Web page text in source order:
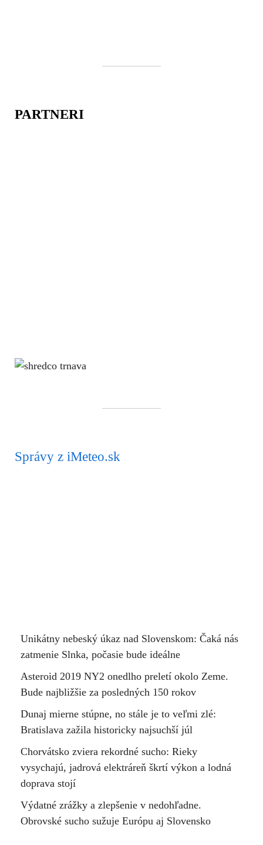
PARTNERI
Správy z iMeteo.sk
Unikátny nebeský úkaz nad Slovenskom: Čaká nás
zatmenie Slnka, počasie bude ideálne
Asteroid 2019 NY2 onedlho preletí okolo Zeme.
Bude najbližšie za posledných 150 rokov
Dunaj mierne stúpne, no stále je to veľmi zlé:
Bratislava zažila historicky najsuchší júl
Chorvátsko zviera rekordné sucho: Rieky
vysychajú, jadrová elektráreň škrtí výkon a lodná
doprava stojí
Výdatné zrážky a zlepšenie v nedohľadne.
Obrovské sucho sužuje Európu aj Slovensko